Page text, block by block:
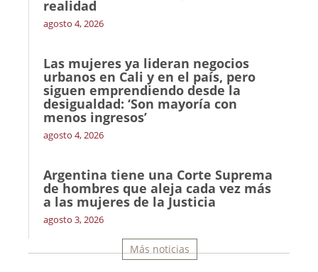
realidad
agosto 4, 2026
Las mujeres ya lideran negocios
urbanos en Cali y en el país, pero
siguen emprendiendo desde la
desigualdad: ‘Son mayoría con
menos ingresos’
agosto 4, 2026
Argentina tiene una Corte Suprema
de hombres que aleja cada vez más
a las mujeres de la Justicia
agosto 3, 2026
Más noticias